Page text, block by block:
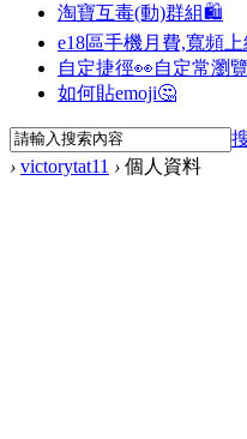
淘寶互毒(動)群組🛍️
e18區手機月費,寬頻
自定捷徑👀自定常瀏
如何貼emoji🤔
› victorytat11 › 個人資料